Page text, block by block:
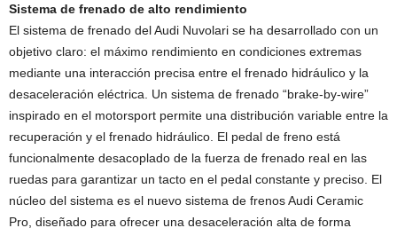
Sistema de frenado de alto rendimiento
El sistema de frenado del Audi Nuvolari se ha desarrollado con un
objetivo claro: el máximo rendimiento en condiciones extremas
mediante una interacción precisa entre el frenado hidráulico y la
desaceleración eléctrica. Un sistema de frenado “brake-by-wire”
inspirado en el motorsport permite una distribución variable entre la
recuperación y el frenado hidráulico. El pedal de freno está
funcionalmente desacoplado de la fuerza de frenado real en las
ruedas para garantizar un tacto en el pedal constante y preciso. El
núcleo del sistema es el nuevo sistema de frenos Audi Ceramic
Pro, diseñado para ofrecer una desaceleración alta de forma